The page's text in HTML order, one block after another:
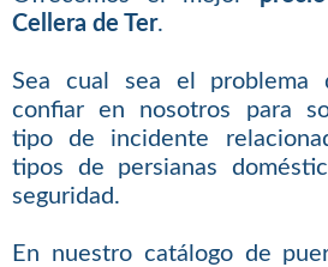
Cellera de Ter.
Sea cual sea el problema
confiar en nosotros para
tipo de incidente
tipos de persianas
seguridad.
En nuestro catálogo de